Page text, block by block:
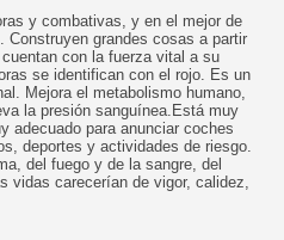
y combativas, y en el mejor de
grandes cosas a partir
con la fuerza vital a su
se identifican con el rojo. Es un
Mejora el metabolismo humano,
la presión sanguínea. Está muy
adecuado para anunciar coches
deportes y actividades de riesgo.
del fuego y de la sangre, del
vidas carecerían de vigor, calidez,